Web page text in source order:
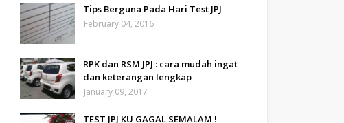
Tips Berguna Pada Hari Test JPJ
February 04, 2016
RPK dan RSM JPJ : cara mudah ingat
dan keterangan lengkap
January 09, 2017
TEST JPJ KU GAGAL SEMALAM !